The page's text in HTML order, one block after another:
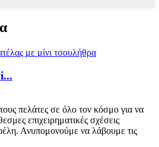
πελάτες σε όλο τον κόσμο για να
επιχειρηματικές σχέσεις
Ανυπομονούμε να λάβουμε τις